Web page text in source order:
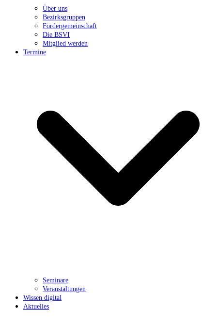
Über uns
Bezirksgruppen
Fördergemeinschaft
Die BSVI
Mitglied werden
Termine
Seminare
Veranstaltungen
Wissen digital
Aktuelles